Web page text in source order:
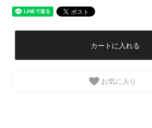
カートに入れる
お気に入り